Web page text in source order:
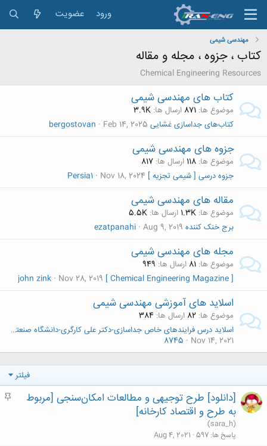
ورود عضویت
مهندسی شیمی
کتاب ، جزوه ، مجله و مقاله
Chemical Engineering Resources
کتاب های مهندسی شیمی
موضوع ها 871 ارسال ها 3.9K
کتاب‌های جداسازی غشایی Feb 14, 2025
bergostovan
جزوه های مهندسی شیمی
موضوع ها 118 ارسال ها 817
جزوه درسی [ شیمی تجزیه ] Nov 18, 2024
Persia1
مقاله های مهندسی شیمی
موضوع ها 1.3K ارسال ها 5.5K
برج خنک کننده Aug 9, 2019
ezatpanahi
مجله های مهندسی شیمی
موضوع ها 81 ارسال ها 949
[ Chemical Engineering Magazine ]
Nov 28, 2019
john zink
اسلاید های آموزشی مهندسی شیمی
موضوع ها 82 ارسال ها 384
اسلاید درس فرایندهای خاص جداسازی-دکتر علی کارگری-دانشگاه صنعتی امیرکبیر (پلی تکنیک) تهران
Nov 14, 2021
8745
فیلتر
م
[دانلود] طرح توجيهی و مطالعات امكان‌سنجی [مربوط
به طرح و اقتصاد كارخانه]
(sara_h)
پاسخ ها 597
Aug 4, 2021